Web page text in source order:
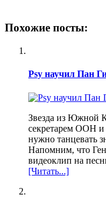
Похожие посты:
Psy научил Пан
Звезда из Южной
секретарем ООН и
нужно танцевать
Напомним, что
видеоклип на
[Читать...]